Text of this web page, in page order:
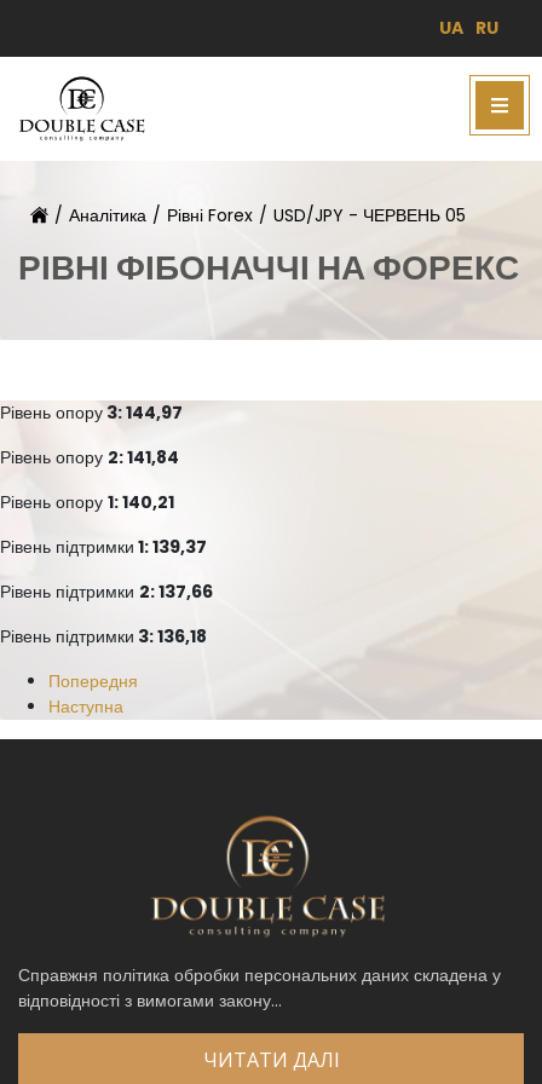
UA RU
/ Аналітика / Рівні Forex / USD/JPY - ЧЕРВЕНЬ 05
РІВНІ ФІБОНАЧЧІ НА ФОРЕКС
Рівень опору 3: 144,97
Рівень опору 2: 141,84
Рівень опору 1: 140,21
Рівень підтримки 1: 139,37
Рівень підтримки 2: 137,66
Рівень підтримки 3: 136,18
Попередня
Наступна
Справжня політика обробки персональних даних складена у
відповідності з вимогами закону...
ЧИТАТИ ДАЛІ